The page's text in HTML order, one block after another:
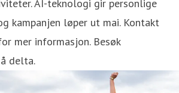
AI-teknologi gir personlige
kampanjen løper ut mai. Kontakt
mer informasjon. Besøk
delta.